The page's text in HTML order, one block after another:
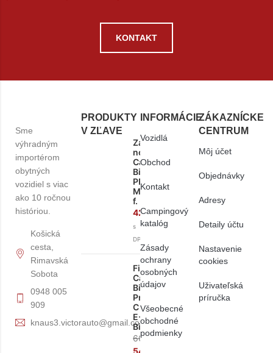
KONTAKT
Sme
výhradným
importérom
obytných
vozidiel s viac
ako 10 ročnou
históriou.
Košická
cesta,
Rimavská
Sobota
0948 005
909
knaus3.victorauto@gmail.com
PRODUKTY
V ZĽAVE
Zadní
nosič
Carry
Bike
PRO
M
f.
428,50€
s
DPH
Fiamma
Carry-
Bike
Pro
C
E-
Bike
608,90€
INFORMÁCIE
Vozidlá
Obchod
Kontakt
Campingový
katalóg
Zásady
ochrany
osobných
údajov
Všeobecné
obchodné
podmienky
ZÁKAZNÍCKE
CENTRUM
Môj účet
Objednávky
Adresy
Detaily účtu
Nastavenie
cookies
Uživateľská
príručka